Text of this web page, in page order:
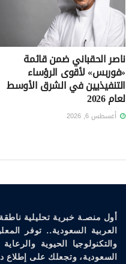
ناصر الحقباني ضمن قائمة
«فوربس» لأقوى الرؤساء
التنفيذيين في الشرق الأوسط
لعام 2026
أغسطس 6, 2026
أول منصـة خبرية تحليلية
العربية السعودية.. توفر
والتكنولوجيا الحيوية
السعودية، وتجعلك على إطلاع